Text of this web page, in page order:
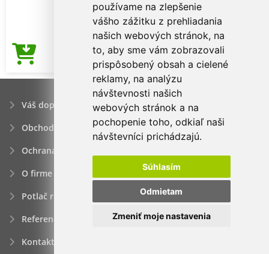
používame na zlepšenie
vášho zážitku z prehliadania
našich webových stránok, na
to, aby sme vám zobrazovali
prispôsobený obsah a cielené
reklamy, na analýzu
návštevnosti našich
webových stránok a na
pochopenie toho, odkiaľ naši
návštevníci prichádzajú.
Súhlasím
Odmietam
Zmeniť moje nastavenia
Cena od 9,83€
Váš dopyt
Obchodné podmienky
Ochrana osobných údajov
O firme
Potlač reklamných predmetov
Referencie
Kontakt